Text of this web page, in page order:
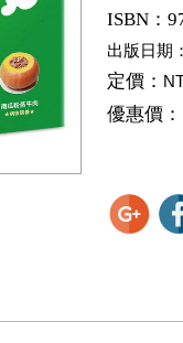
ISBN：
出版日期：
定價：
優惠價：